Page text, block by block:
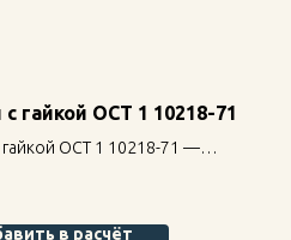
с гайкой ОСТ 1 10218-71
гайкой ОСТ 1 10218-71 —
и долговечность.
в расчёт